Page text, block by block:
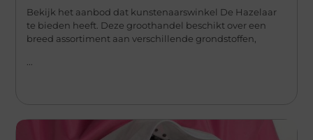
Bekijk het aanbod dat kunstenaarswinkel De Hazelaar
te bieden heeft. Deze groothandel beschikt over een
breed assortiment aan verschillende grondstoffen,